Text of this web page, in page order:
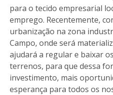
para o tecido empresarial
emprego. Recentemente,
urbanização na zona
Campo, onde será
ajudará a regular e baixar
terrenos, para que dessa
investimento, mais
esperança para todos os